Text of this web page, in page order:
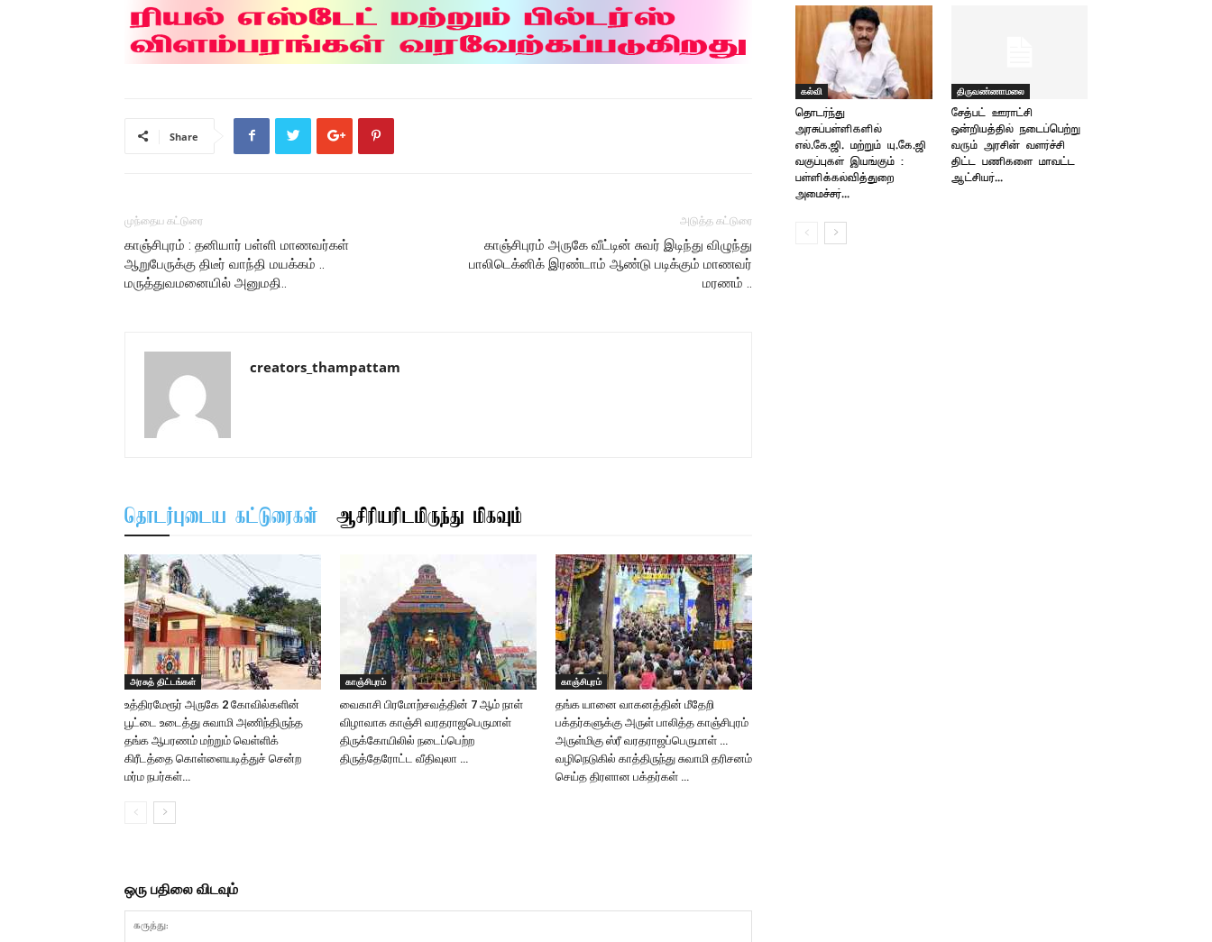
Share
முந்தைய கட்டுரை
காஞ்சிபுரம் : தனியார் பள்ளி மாணவர்கள்
ஆறுபேருக்கு திடீர் வாந்தி மயக்கம் ..
மருத்துவமனையில் அனுமதி..
அடுத்த கட்டுரை
காஞ்சிபுரம் அருகே வீட்டின் சுவர் இடிந்து விழுந்து
பாலிடெக்னிக் இரண்டாம் ஆண்டு படிக்கும் மாணவர்
மரணம் ..
creators_thampattam
தொடர்புடைய கட்டுரைகள் ஆசிரியரிடமிருந்து மிகவும்
அரசுத் திட்டங்கள்
உத்திரமேரூர் அருகே 2 கோவில்களின்
பூட்டை உடைத்து சுவாமி அணிந்திருந்த
தங்க ஆபரணம் மற்றும் வெள்ளிக்
கிரீடத்தை கொள்ளையடித்துச் சென்ற
மர்ம நபர்கள்…
காஞ்சிபுரம்
வைகாசி பிரமோற்சவத்தின் 7 ஆம் நாள்
விழாவாக காஞ்சி வரதராஜபெருமாள்
திருக்கோயிலில் நடைப்பெற்ற
திருத்தேரோட்ட வீதிவுலா …
காஞ்சிபுரம்
தங்க யானை வாகனத்தின் மீதேறி
பக்தர்களுக்கு அருள் பாலித்த காஞ்சிபுரம்
அருள்மிகு ஸ்ரீ வரதராஜப்பெருமாள் …
வழிநெடுகில் காத்திருந்து சுவாமி தரிசனம்
செய்த திரளான பக்தர்கள் …
ஒரு பதிலை விடவும்
கல்வி
தொடர்ந்து
அரசுப்பள்ளிகளில்
எல்.கே.ஜி. மற்றும் யு.கே.ஜி
வகுப்புகள் இயங்கும் :
பள்ளிக்கல்வித்துறை
அமைச்சர்...
திருவண்ணாமலை
சேத்பட் ஊராட்சி
ஒன்றியத்தில் நடைப்பெற்று
வரும் அரசின் வளர்ச்சி
திட்ட பணிகளை மாவட்ட
ஆட்சியர்...